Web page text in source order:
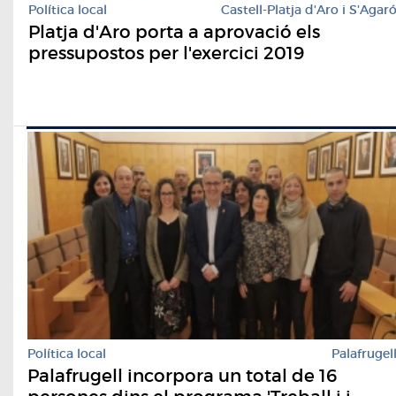
Política local Castell-Platja d'Aro i S'Agaró
Platja d'Aro porta a aprovació els
pressupostos per l'exercici 2019
Política local Palafrugell
Palafrugell incorpora un total de 16